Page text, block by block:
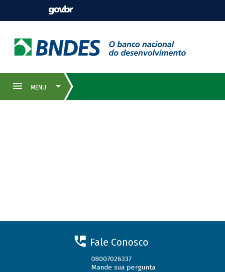
Fale Conosco
08007026337
Mande sua pergunta